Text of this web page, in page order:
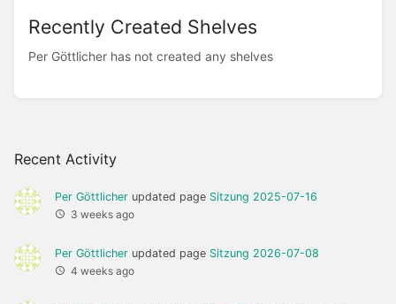
Recent Activity
Per Göttlicher updated page Sitzung 2025-07-16
3 weeks ago
Per Göttlicher updated page Sitzung 2026-07-08
4 weeks ago
Recently Created Shelves
Per Göttlicher has not created any shelves